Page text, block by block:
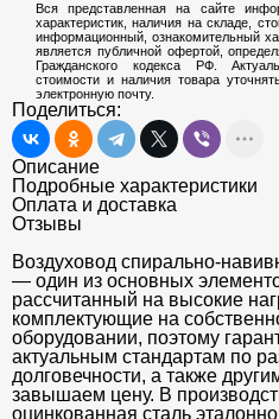
Вся представленная на сайте
характеристик, наличия на складе,
информационный, ознакомительный
является публичной офертой,
Гражданского кодекса РФ.
стоимости и наличия товара
электронную почту.
Поделиться:
Описание
Подробные характеристики
Оплата и доставка
Отзывы
Воздуховод спирально-
— один из основных
рассчитанный на высокие
комплектующие на
оборудовании, поэтому
актуальным стандартам по
долговечности, а также
завышаем цену. В
оцинкованная сталь